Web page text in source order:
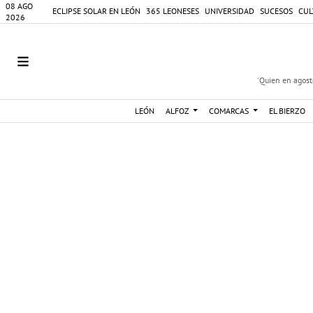
08 AGO
2026
ECLIPSE SOLAR EN LEÓN 365 LEONESES UNIVERSIDAD SUCESOS
'Quien en
LEÓN ALFOZ COMARCAS EL BIERZO